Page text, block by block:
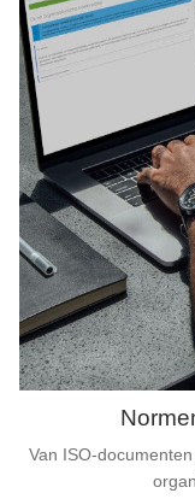
Van ISO-